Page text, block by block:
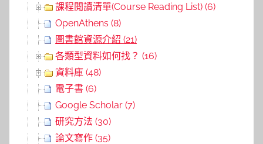
課程閱讀清單(Course Reading List) (6)
OpenAthens (8)
圖書館資源介紹 (21)
各類型資料如何找？ (16)
資料庫 (48)
電子書 (6)
Google Scholar (7)
研究方法 (30)
論文寫作 (35)